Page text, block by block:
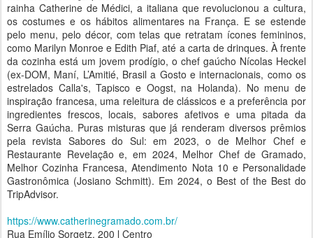
rainha Catherine de Médici, a italiana que revolucionou a cultura,
os costumes e os hábitos alimentares na França. E se estende
pelo menu, pelo décor, com telas que retratam ícones femininos,
como Marilyn Monroe e Edith Piaf, até a carta de drinques. À frente
da cozinha está um jovem prodígio, o chef gaúcho Nícolas Heckel
(ex-DOM, Maní, L’Amitié, Brasil a Gosto e internacionais, como os
estrelados Calla's, Tapisco e Oogst, na Holanda). No menu de
inspiração francesa, uma releitura de clássicos e a preferência por
ingredientes frescos, locais, sabores afetivos e uma pitada da
Serra Gaúcha. Puras misturas que já renderam diversos prêmios
pela revista Sabores do Sul: em 2023, o de Melhor Chef e
Restaurante Revelação e, em 2024, Melhor Chef de Gramado,
Melhor Cozinha Francesa, Atendimento Nota 10 e Personalidade
Gastronômica (Josiano Schmitt). Em 2024, o Best of the Best do
TripAdvisor.
https://www.catherinegramado.com.br/
Rua Emílio Sorgetz, 200 l Centro